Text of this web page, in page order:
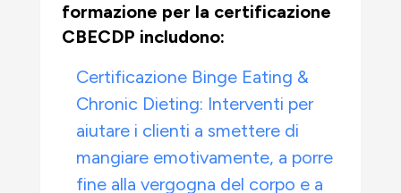
formazione per la certificazione
CBECDP includono:
Certificazione Binge Eating &
Chronic Dieting: Interventi per
aiutare i clienti a smettere di
mangiare emotivamente, a porre
fine alla vergogna del corpo e a